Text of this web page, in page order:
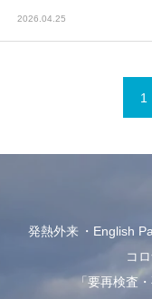
2026.04.25
1
発熱外来 English
コ
「要再検査